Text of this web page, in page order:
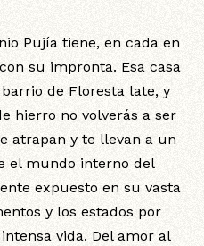
Pujía tiene, en cada en
su impronta. Esa casa
de Floresta late, y
hierro no volverás a ser
atrapan y te llevan a un
el mundo interno del
expuesto en su vasta
y los estados por
vida. Del amor al